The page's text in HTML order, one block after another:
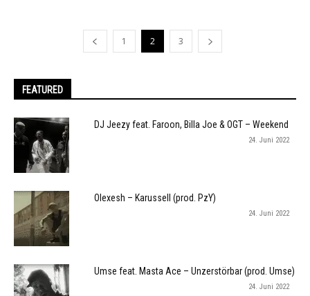
1 2 3
FEATURED
DJ Jeezy feat. Faroon, Billa Joe & OGT – Weekend
24. Juni 2022
Olexesh – Karussell (prod. PzY)
24. Juni 2022
Umse feat. Masta Ace – Unzerstörbar (prod. Umse)
24. Juni 2022